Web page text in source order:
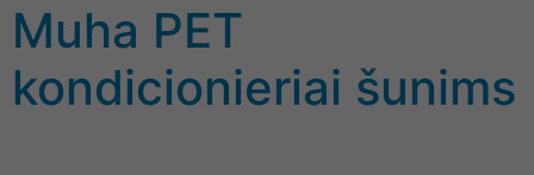
Muha PET
kondicionieriai šunims